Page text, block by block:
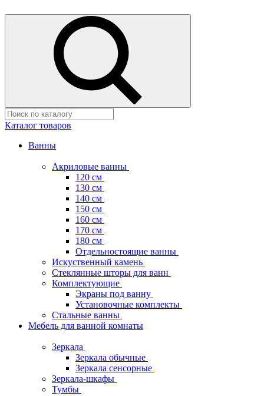
Каталог товаров
Ванны
Акриловые ванны
120 см
130 см
140 см
150 см
160 см
170 см
180 см
Отдельностоящие ванны
Искуственный камень
Стеклянные шторы для ванн
Комплектующие
Экраны под ванну
Установочные комплекты
Стальные ванны
Мебель для ванной комнаты
Зеркала
Зеркала обычные
Зеркала сенсорные
Зеркала-шкафы
Тумбы